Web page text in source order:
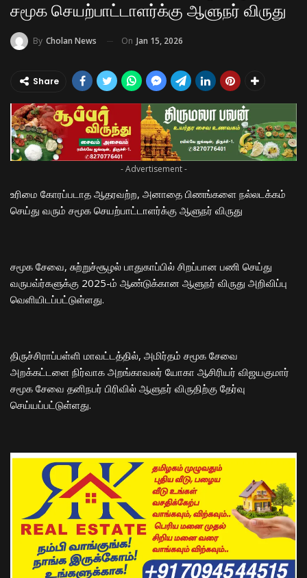
சமூக செயற்பாட்டாளர்க்கு ஆளுநர் விருது
By Cholan News On Jan 15, 2026
Share
- Advertisement -
உரிமை கோரப்படாத ஆதரவற்ற, அனாதை பிணங்களை நல்லடக்கம்
செய்து வரும் சமூக செயற்பாட்டாளர்க்கு ஆளுநர் விருது
சமூக சேவை, சுற்றுச்சூழல் பாதுகாப்பில் சிறப்பான பணி செய்து
வருபவ்ர்களுக்கு 2025-ம் ஆண்டுக்கான ஆளுநர் விருது அறிவிப்பு
வெளியிடப்பட்டுள்ளது.
திருச்சிராப்பள்ளி மாவட்டத்தில், அமிர்தம் சமூக சேவை
அறக்கட்டளை நிர்வாக அறங்காவலர் யோகா ஆசிரியர் விஜயகுமார்
சமூக சேவை தனிநபர் பிரிவில் ஆளுநர் விருதிற்கு தேர்வு
செய்யப்பட்டுள்ளது.